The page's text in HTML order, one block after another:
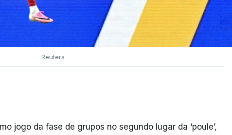
Reuters
jogo da fase de grupos no segundo lugar da ‘poule’,